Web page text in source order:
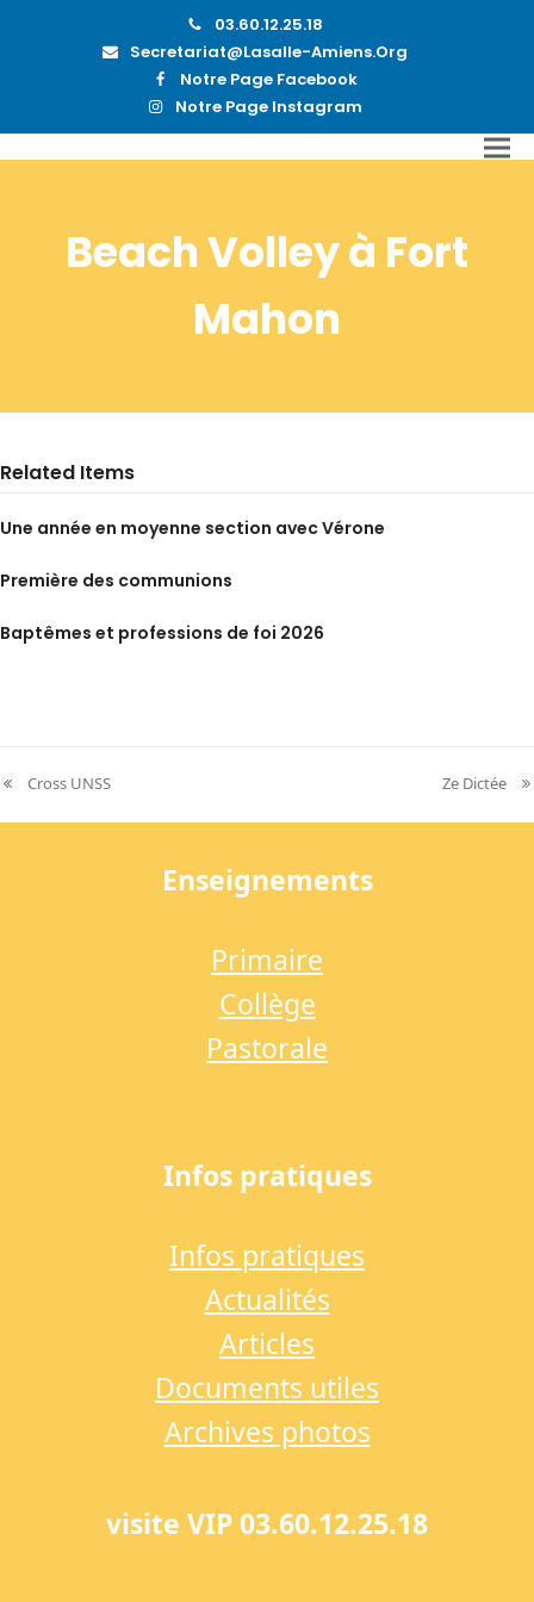
03.60.12.25.18
Secretariat@lasalle-Amiens.org
Notre Page Facebook
Notre Page Instagram
Beach Volley à Fort
Mahon
Related Items
Une année en moyenne section avec Vérone
Première des communions
Baptêmes et professions de foi 2026
previous
post:
Cross UNSS
next
post:
Ze Dictée
Enseignements
Primaire
Collège
Pastorale
Infos pratiques
Infos pratiques
Actualités
Articles
Documents utiles
Archives photos
visite VIP 03.60.12.25.18